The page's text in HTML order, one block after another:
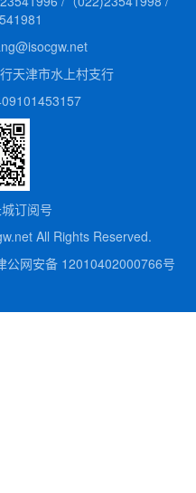
天津市水上村支行
订阅号
All Rights Reserved.
公网安备 12010402000766号